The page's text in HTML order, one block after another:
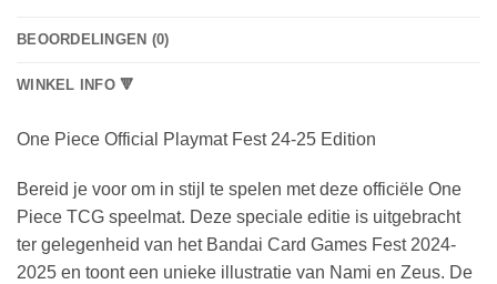
BEOORDELINGEN (0)
WINKEL INFO 🔻
One Piece Official Playmat Fest 24-25 Edition
Bereid je voor om in stijl te spelen met deze officiële One
Piece TCG speelmat. Deze speciale editie is uitgebracht
ter gelegenheid van het Bandai Card Games Fest 2024-
2025 en toont een unieke illustratie van Nami en Zeus. De